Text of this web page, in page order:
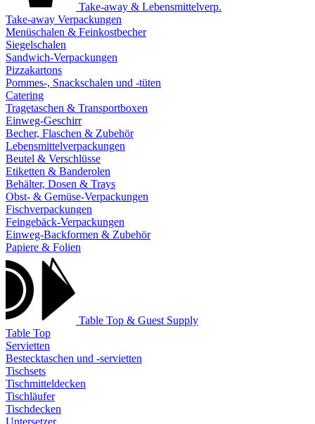
Take-away & Lebensmittelverp.
Take-away Verpackungen
Menüschalen & Feinkostbecher
Siegelschalen
Sandwich-Verpackungen
Pizzakartons
Pommes-, Snackschalen und -tüten
Catering
Tragetaschen & Transportboxen
Einweg-Geschirr
Becher, Flaschen & Zubehör
Lebensmittelverpackungen
Beutel & Verschlüsse
Etiketten & Banderolen
Behälter, Dosen & Trays
Obst- & Gemüse-Verpackungen
Fischverpackungen
Feingebäck-Verpackungen
Einweg-Backformen & Zubehör
Papiere & Folien
Table Top & Guest Supply
Table Top
Servietten
Bestecktaschen und -servietten
Tischsets
Tischmitteldecken
Tischläufer
Tischdecken